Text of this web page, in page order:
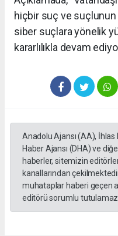
hiçbir suç ve suçlunun
siber suçlara yönelik
kararlılıkla devam
Anadolu Ajansı (AA), İhlas
Haber Ajansı (DHA) ve
haberler, sitemizin
kanallarından
muhataplar haberi geçen
editörü sorumlu tutulamaz...